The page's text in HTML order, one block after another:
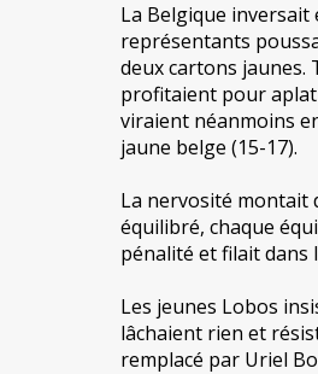
La Belgique
représentants
deux cartons jaunes.
profitaient pour
viraient néanmoins
jaune belge (15-17).
La nervosité montait
équilibré, chaque
pénalité et filait dans
Les jeunes Lobos
lâchaient rien et
remplacé par Uriel